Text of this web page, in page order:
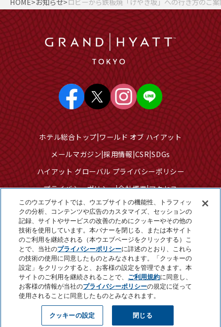
ホテル総合トップ ワールド オブ ハイアット
メールマガジン 採用情報 CSR SDGs
ハイアット グローバル プライバシーポリシー
プライバシーポリシー 会社概要 アクセス
サイトのご利用について サイトマップ
クッキーセンター
個人情報を販売または共有しないでください
©2025 Hyatt Corporation
TEL
このウエブサイトでは、ウエブサイトの機能性、トラフィッ
クの分析、コンテンツや広告のカスタマイズ、セッションの
記録、サイトやサービスの改善のためにクッキーやその他の
技術を使用しています。本バナーを閉じる、または本サイト
のご利用を継続される（本ウエブページをクリックする）こ
とで、当社のプライバシーポリシーに詳述のとおり、これら
の技術の使用に同意したものとみなされます。「クッキーの
設定」をクリックすると、お客様の設定を管理できます。本
サイトのご利用を継続されることで、 ご利用規約に同意し、
お客様の情報が当社のプライバシーポリシーの規定に従って
使用されることに同意したものとみなされます。
クッキーの設定 閉じる